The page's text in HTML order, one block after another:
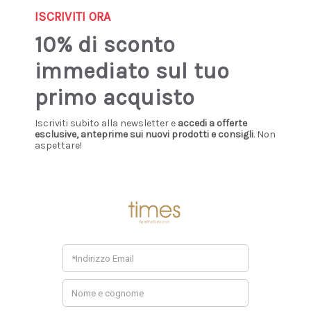
Sign up our newsletter: you'll get 10% discount!
DRAGON
DRAGON
ISCRIVITI ORA
10% di sconto
immediato sul tuo
primo acquisto
Iscriviti subito alla newsletter e accedi a offerte
esclusive, anteprime sui nuovi prodotti e consigli. Non
aspettare!